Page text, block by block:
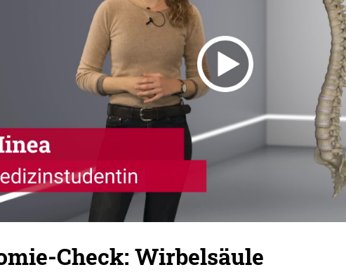
Check: Wirbelsäule